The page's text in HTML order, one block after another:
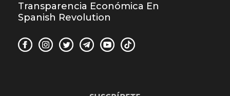
Transparencia Económica En
Spanish Revolution